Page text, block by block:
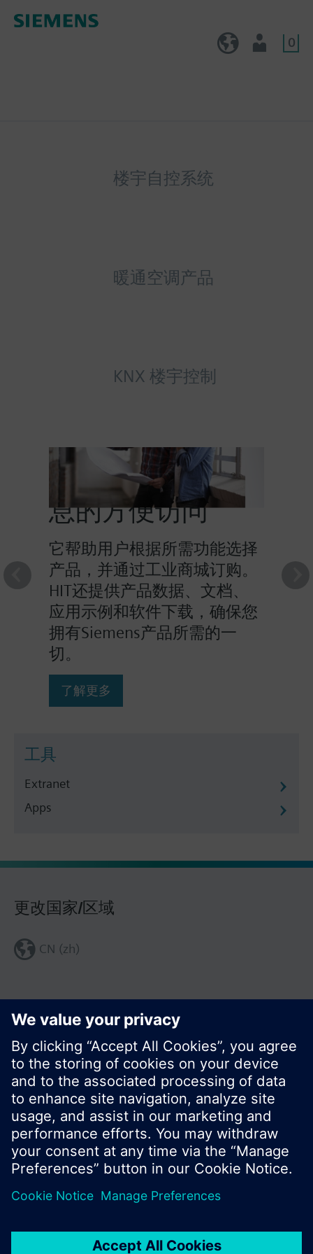
0
楼宇自控系统
暖通空调产品
KNX 楼宇控制
HIT提供对产品信
息的方便访问
它帮助用户根据所需功能选择
产品，并通过工业商城订购。
HIT还提供产品数据、文档、
应用示例和软件下载，确保您
拥有Siemens产品所需的一
切。
了解更多
工具
Extranet
Apps
更改国家/区域
CN (zh)